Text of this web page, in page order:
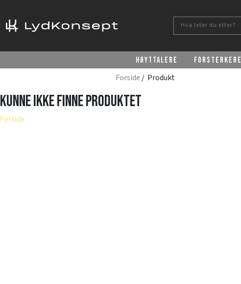
Høyttalere Forsterkere
Forside / Produkt
Kunne ikke finne produktet
Forside